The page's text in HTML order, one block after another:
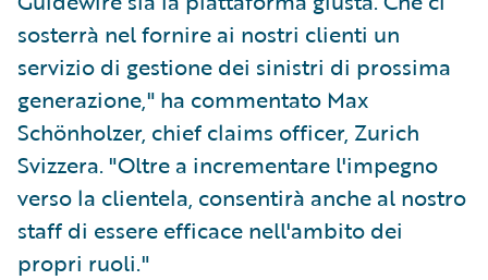
sosterrà nel fornire ai nostri clienti un
servizio di gestione dei sinistri di prossima
generazione," ha commentato Max
Schönholzer, chief claims officer, Zurich
Svizzera. "Oltre a incrementare l'impegno
verso la clientela, consentirà anche al nostro
staff di essere efficace nell'ambito dei
propri ruoli."